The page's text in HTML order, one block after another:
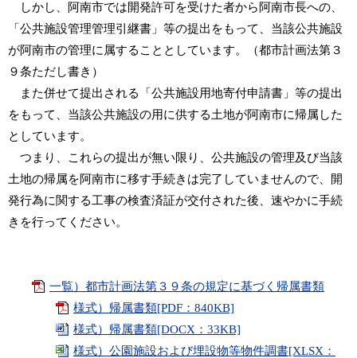
しかし、阿南市では開発許可を受けた者から阿南市長への、
「公共施設管理管理引継書」等の提出をもって、当該公共施設
が阿南市の管理に属することとしています。（都市計画法第３
９条ただし書き）
また併せて提出される「公共施設用地寄付申請書」等の提出
をもって、当該公共施設の用に供する土地が阿南市に帰属した
としています。
つまり、これらの提出が無い限り、公共施設の管理及び当該
土地の帰属を阿南市に移す手続きは完了していませんので、開
発行為に関する工事の検査済証が交付された後、速やかに手続
きを行ってください。
一覧）都市計画法第３９条の規定に基づく帰属書類
様式）帰属書類[PDF：840KB]
様式）帰属書類[DOCX：33KB]
様式）公園施設および埋設物等物件調書[XLSX：